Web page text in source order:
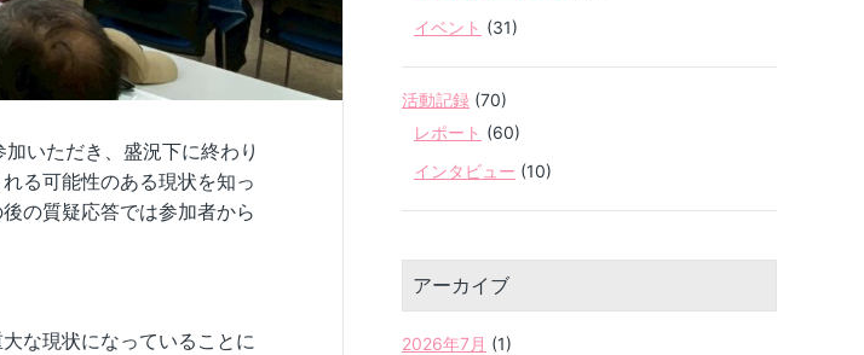
いただき、盛況下に終わり
る可能性のある現状を知っ
の質疑応答では参加者から
な現状になっていることに
イベント (31)
活動記録 (70)
レポート (60)
インタビュー (10)
アーカイブ
2026年7月 (1)